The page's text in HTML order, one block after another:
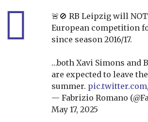
🚨🚫 RB Leipzig will
European competition
since season 2016/17.
…both Xavi Simons and
are expected to leave
summer.
— Fabrizio Romano
May 17, 2025